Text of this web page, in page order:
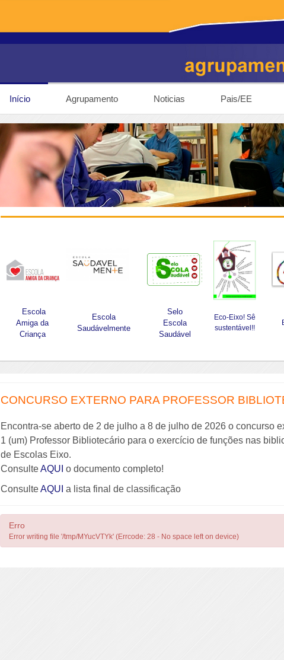
Início Agrupamento Noticias Pais/EE
Escola
Amiga da
Criança
Escola
Saudávelmente
Selo
Escola
Saudável
Eco-Eixo! Sê
sustentável!!
CONCURSO EXTERNO PARA PROFESSOR
Encontra-se aberto de 2 de julho a 8 de julho de 2026 o concurso
1 (um) Professor Bibliotecário para o exercício de funções nas
de Escolas Eixo.
ConsulteAQUI o documento completo!
ConsulteAQUI a lista final de classificação
Erro
Error writing file '/tmp/MYucVTYk' (Errcode: 28 - No space left on device)